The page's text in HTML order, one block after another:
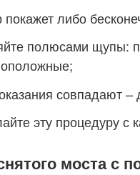
покажет либо
полюсами щупы:
совпадают –
эту процедуру
моста с